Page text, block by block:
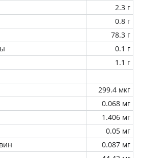
2.3 г
0.8 г
78.3 г
0.1 г
1.1 г
299.4 мкг
0.068 мг
1.406 мг
0.05 мг
0.087 мг